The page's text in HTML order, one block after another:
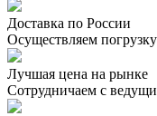
Доставка по России
Осуществляем
Лучшая цена на рынке
Сотрудничаем с